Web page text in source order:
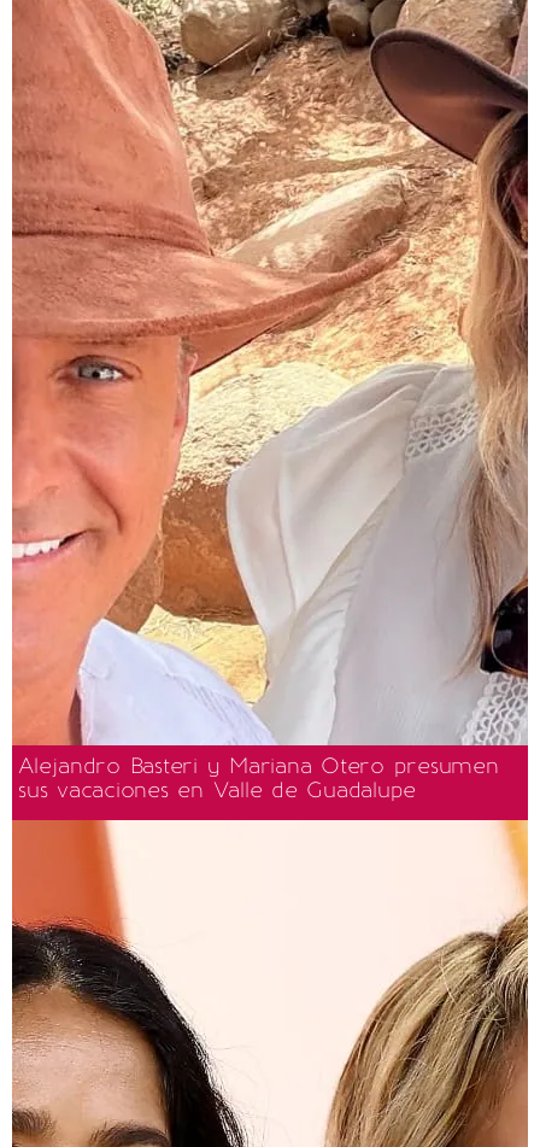
Alejandro Basteri y Mariana Otero presumen
sus vacaciones en Valle de Guadalupe